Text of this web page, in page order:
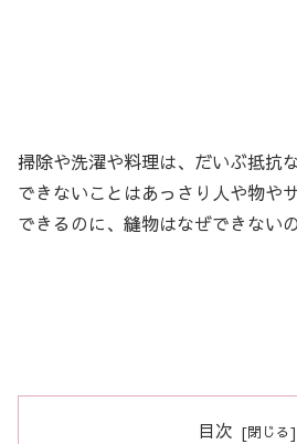
掃除や洗濯や料理は、だいぶ抵抗
できないことはあっさり人や物や
できるのに、縫物はなぜできないの
目次